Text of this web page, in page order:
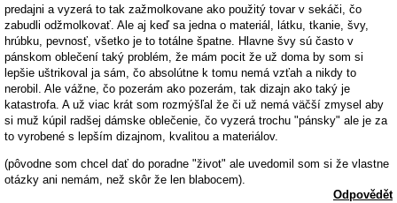
predajni a vyzerá to tak zažmolkovane ako použitý tovar v sekáči, čo
zabudli odžmolkovať. Ale aj keď sa jedna o materiál, látku, tkanie, švy,
hrúbku, pevnosť, všetko je to totálne špatne. Hlavne švy sú často v
pánskom oblečení taký problém, že mám pocit že už doma by som si
lepšie uštrikoval ja sám, čo absolútne k tomu nemá vzťah a nikdy to
nerobil. Ale vážne, čo pozerám ako pozerám, tak dizajn ako taký je
katastrofa. A už viac krát som rozmýšľal že či už nemá väčší zmysel aby
si muž kúpil radšej dámske oblečenie, čo vyzerá trochu "pánsky" ale je za
to vyrobené s lepším dizajnom, kvalitou a materiálov.
(pôvodne som chcel dať do poradne "život" ale uvedomil som si že vlastne
otázky ani nemám, než skôr že len blabocem).
Odpovědět